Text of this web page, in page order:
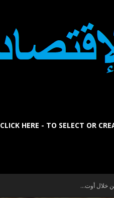
CLICK HERE - TO SELECT OR